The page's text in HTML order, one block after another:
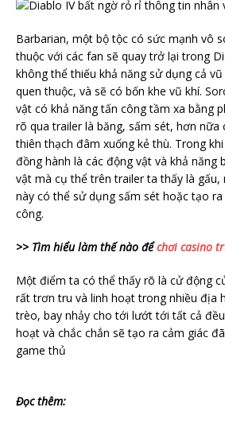
Barbarian, một bộ tộc có sức mạnh vô
thuộc với các fan sẽ quay trở lại trong
không thể thiếu khả năng sử dụng cả
quen thuộc, và sẽ có bốn khe vũ khí.
vật có khả năng tấn công tầm xa bằng
rõ qua trailer là băng, sấm sét, hơn nữa
thiên thạch đâm xuống kẻ thù. Trong
đồng hành là các động vật và khả năng
vật mà cụ thể trên trailer ta thấy là gấu,
này có thể sử dụng sấm sét hoặc tạo
công.
>> Tìm hiểu làm thế nào đểchơi casino
Một điểm ta có thể thấy rõ là cử động
rất trơn tru và linh hoạt trong nhiều địa
trèo, bay nhảy cho tới lướt tới tất cả
hoạt và chắc chắn sẽ tạo ra cảm giác
game thủ
Đọc thêm: